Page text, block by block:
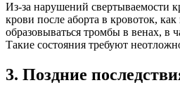
Из-за нарушений свертываемости
крови после aбopта в кровоток,
образовываться тромбы в венах, в
Такие состояния требуют
3. Поздние